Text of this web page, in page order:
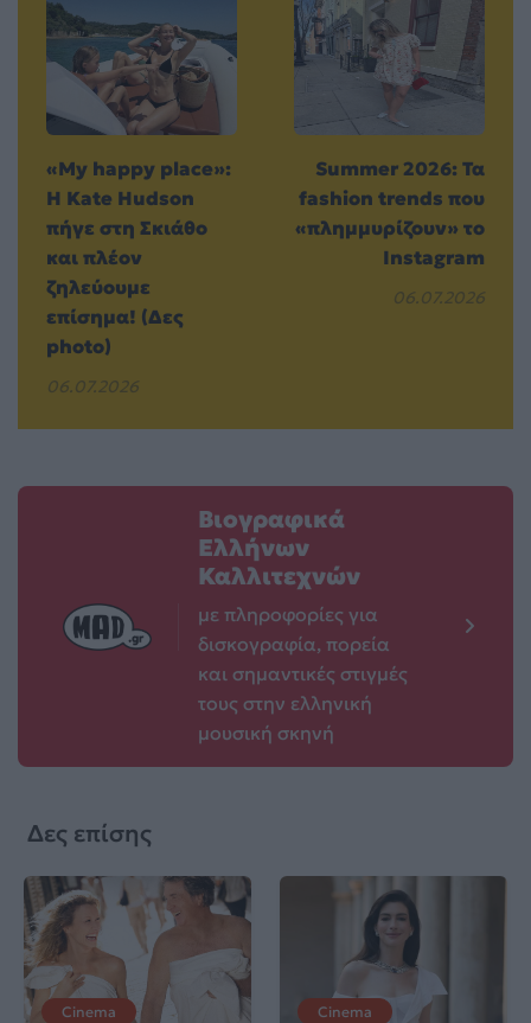
«My happy place»:
Η Kate Hudson
πήγε στη Σκιάθο
και πλέον
ζηλεύουμε
επίσημα! (Δες
photo)
06.07.2026
Summer 2026: Τα
fashion trends που
«πλημμυρίζουν» το
Instagram
06.07.2026
Βιογραφικά
Ελλήνων
Καλλιτεχνών
με πληροφορίες για
δισκογραφία, πορεία
και σημαντικές στιγμές
τους στην ελληνική
μουσική σκηνή
Δες επίσης
Cinema Cinema